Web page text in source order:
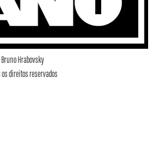
Bruno Hrabovsky
os direitos reservados